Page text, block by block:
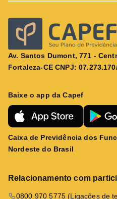
Av. Santos Dumont, 771 -
Fortaleza-CE CNPJ:
Baixe o app da Capef
Caixa de Previdência dos
Nordeste do Brasil
Relacionamento com
0800 970 5775 (Ligações de